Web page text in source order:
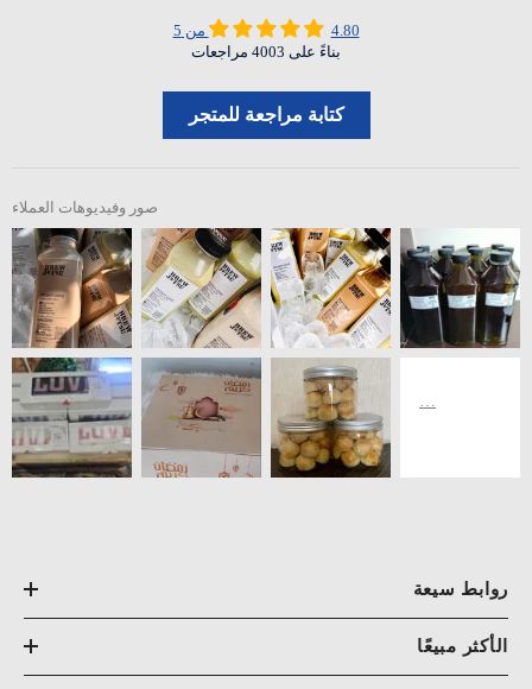
4.80 من 5
بناءً على 4003 مراجعات
كتابة مراجعة للمتجر
صور وفيديوهات العملاء
روابط سيعة
الأكثر مبيعًا